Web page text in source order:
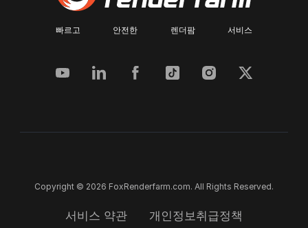
빠르고 안전한 렌더팜 서비스
Copyright © 2026 FoxRenderfarm.com. All Rights Reserved.
서비스 약관 개인정보취급정책